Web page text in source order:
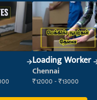
Loading Worker
Chennai
₹12000 - ₹13000